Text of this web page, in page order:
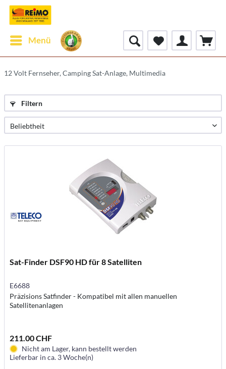
Menü
12 Volt Fernseher, Camping Sat-Anlage, Multimedia
Filtern
Sat-Finder DSF90 HD für 8 Satelliten
E6688
Präzisions Satfinder - Kompatibel mit allen manuellen
Satellitenanlagen
211.00 CHF
Nicht am Lager, kann bestellt werden
Lieferbar in ca. 3 Woche(n)